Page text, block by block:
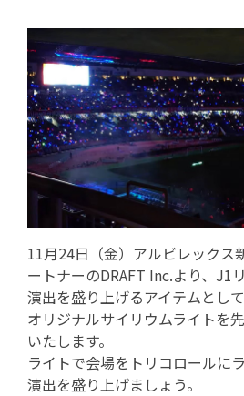
11月24日（金）アルビレックス
ートナーのDRAFT Inc.より、J1
演出を盛り上げるアイテムとし
オリジナルサイリウムライトを
いたします。
ライトで会場をトリコロールに
演出を盛り上げましょう。